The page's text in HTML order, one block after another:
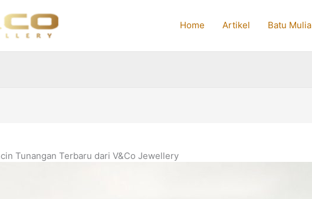
Home Artikel Batu Mulia
Tunangan Terbaru dari V&Co Jewellery